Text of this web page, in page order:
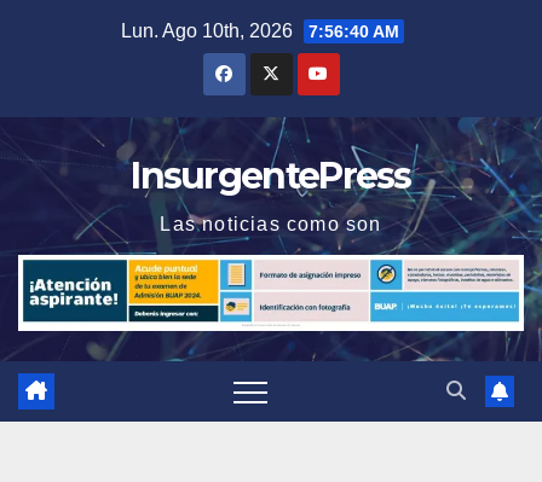
Lun. Ago 10th, 2026 7:56:40 AM
InsurgentePress
Las noticias como son